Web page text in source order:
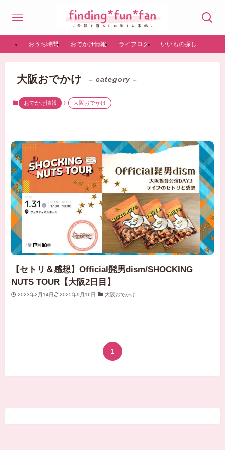
おうち時間 おでかけ情報 ライフログ いいもの探し
大阪おでかけ – category –
おでかけ情報 大阪おでかけ
【セトリ＆感想】Official髭男dism/SHOCKING
NUTS TOUR【大阪2日目】
2023年2月14日 2025年9月16日 大阪おでかけ
1